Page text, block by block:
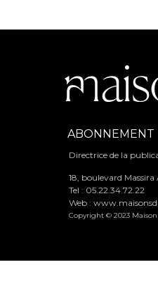
ABONNEMENT
Directrice de la
18, boulevard
Tel : 05.22.34.72.22
Web :
Copyright © 2023